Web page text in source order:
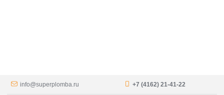
info@superplomba.ru +7 (4162) 21-41-22